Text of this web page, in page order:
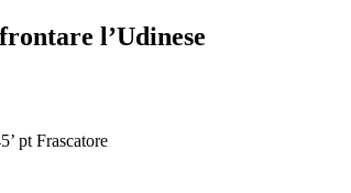
l’Udinese
pt Frascatore